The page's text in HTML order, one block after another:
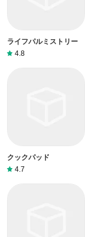
ライフパルミストリー
4.8
クックパッド
4.7